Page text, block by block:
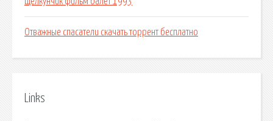
Отважные спасатели скачать торрент бесплатно
Links